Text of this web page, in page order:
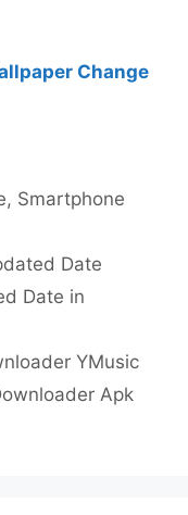
Change
, Smartphone
Date
Date in
YMusic
Apk